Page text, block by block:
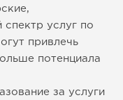
услуг по
привлечь
потенциала
за услуги